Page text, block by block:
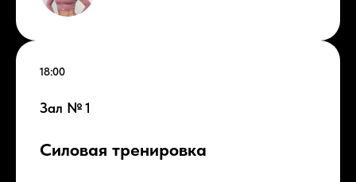
18:00
Зал № 1
Силовая тренировка